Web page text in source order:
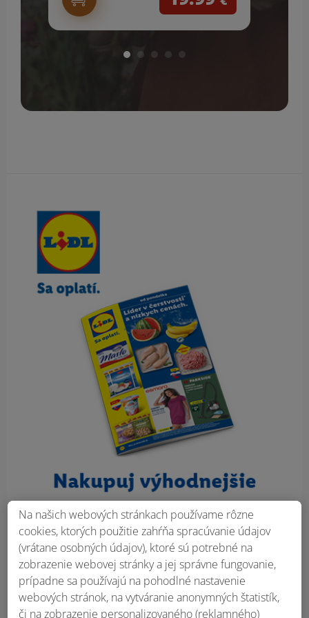
Na našich webových stránkach používame rôzne
cookies, ktorých použitie zahŕňa spracúvanie údajov
(vrátane osobných údajov), ktoré sú potrebné na
zobrazenie webovej stránky a jej správne fungovanie,
prípadne sa používajú na pohodlné nastavenie
webových stránok, na vytváranie anonymných štatistík,
či na zobrazenie personalizovaného (reklamného)